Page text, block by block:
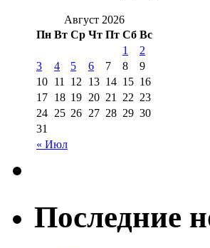
Август 2026
Пн Вт Ср Чт Пт Сб Вс
« Июл
1
2
3
4 5 6 7 8
9
10 11 12 13 14 15 16
17 18 19 20 21 22 23
24 25 26 27 28 29 30
31
Последние